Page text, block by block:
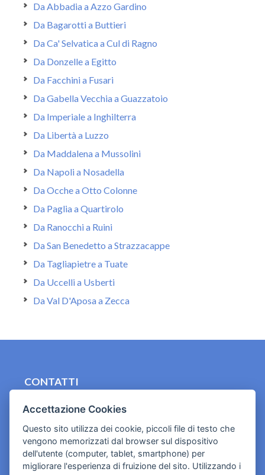
Da Abbadia a Azzo Gardino
Da Bagarotti a Buttieri
Da Ca' Selvatica a Cul di Ragno
Da Donzelle a Egitto
Da Facchini a Fusari
Da Gabella Vecchia a Guazzatoio
Da Imperiale a Inghilterra
Da Libertà a Luzzo
Da Maddalena a Mussolini
Da Napoli a Nosadella
Da Ocche a Otto Colonne
Da Paglia a Quartirolo
Da Ranocchi a Ruini
Da San Benedetto a Strazzacappe
Da Tagliapietre a Tuate
Da Uccelli a Usberti
Da Val D'Aposa a Zecca
CONTATTI
Cookies e informativa privacy
Accettazione Cookies
Questo sito utilizza dei cookie, piccoli file di testo che
vengono memorizzati dal browser sul dispositivo
dell'utente (computer, tablet, smartphone) per
migliorare l'esperienza di fruizione del sito. Utilizzando i